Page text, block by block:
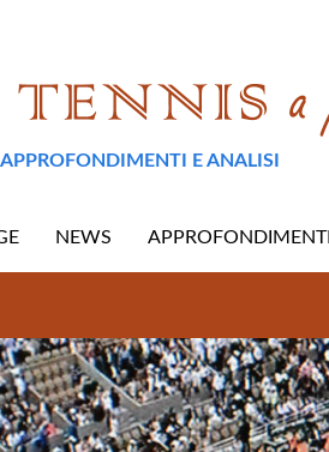
E ANALISI
NEWS APPROFONDIMENTI